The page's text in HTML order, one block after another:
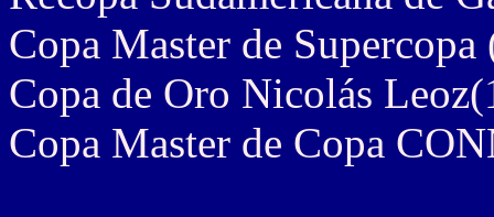
Copa Master de
Copa de Oro Nicolás
Copa Master de Copa